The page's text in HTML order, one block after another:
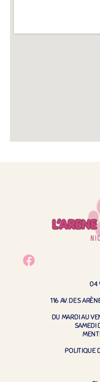
04
116 AV. DES
DU MARDI AU
SAMEDI
POLITIQUE